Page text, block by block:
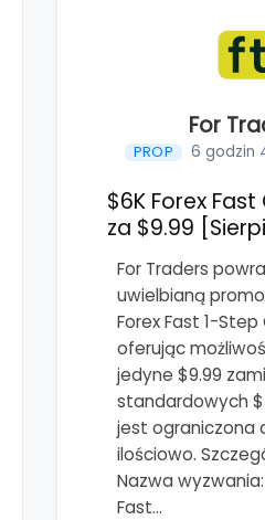
For
PROP 6 godzin
$6K Forex
za $9.99
For Traders
uwielbianą
Forex Fast 1-
oferując
jedyne $9.99
standardowych
jest ograniczona
ilościowo.
Nazwa wyzwania:
Fast…